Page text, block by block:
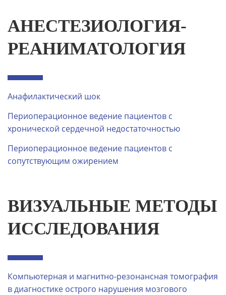
АНЕСТЕЗИОЛОГИЯ-
РЕАНИМАТОЛОГИЯ
Анафилактический шок
Периоперационное ведение пациентов с
хронической сердечной недостаточностью
Периоперационное ведение пациентов с
сопутствующим ожирением
ВИЗУАЛЬНЫЕ МЕТОДЫ
ИССЛЕДОВАНИЯ
Компьютерная и магнитно-резонансная томография
в диагностике острого нарушения мозгового